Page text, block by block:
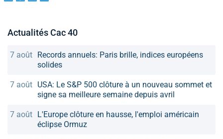
Actualités Cac 40
7 août Records annuels: Paris brille, indices européens
solides
7 août USA: Le S&P 500 clôture à un nouveau sommet et
signe sa meilleure semaine depuis avril
7 août L'Europe clôture en hausse, l'emploi américain
éclipse Ormuz